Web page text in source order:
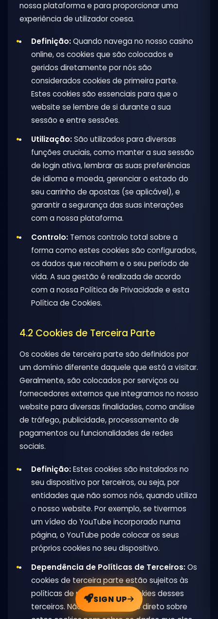
nossa plataforma e para proporcionar uma
experiência de utilizador coesa.
Definição:Quando navega no nosso casino
online, os cookies que são colocados e
geridos diretamente por nós são
considerados cookies de primeira parte.
Estes cookies são essenciais para que o
website se lembre de si durante a sua
sessão e entre sessões.
Utilização:São utilizados para diversas
funções cruciais, como manter a sua sessão
de login ativa, lembrar as suas preferências
de idioma e moeda, gerenciar o estado do
seu carrinho de apostas (se aplicável), e
garantir a segurança das suas interações
com a nossa plataforma.
Controlo: Temos controlo total sobre a
forma como estes cookies são configurados,
os dados que recolhem e o seu período de
vida. A sua gestão é realizada de acordo
com a nossa Política de Privacidade e esta
Política de Cookies.
4.2 Cookies de Terceira Parte
Os cookies de terceira parte são definidos por
um domínio diferente daquele que está a visitar.
Geralmente, são colocados por serviços ou
fornecedores externos que integramos no nosso
website para diversas finalidades, como análise
de tráfego, publicidade, processamento de
pagamentos ou funcionalidades de redes
sociais.
Definição:Estes cookies são instalados no
seu dispositivo por terceiros, ou seja, por
entidades que não somos nós, quando utiliza
o nosso website. Por exemplo, se tivermos
um vídeo do YouTube incorporado numa
página, o YouTube pode colocar os seus
próprios cookies no seu dispositivo.
Dependência de Políticas de Terceiros:Os
cookies de terceira parte estão sujeitos às
políticas de privacidade e cookies desses
terceiros. Não temos controlo direto sobre
SIGN UP